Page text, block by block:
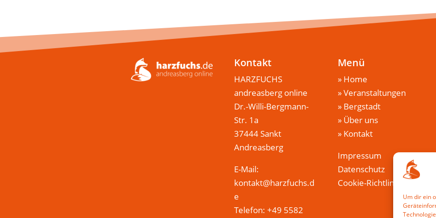
Um dir ein
Kontakt
HARZFUCHS
andreasberg online
Dr.-Willi-Bergmann-
Str. 1a
37444 Sankt
Andreasberg
E-Mail:
kontakt@harzfuchs.d
e
Telefon: +49 5582
Menü
» Home
»Veranstaltungen
» Bergstadt
» Über uns
» Kontakt
Impressum
Datenschutz
Cookie-Richtlinie (EU)